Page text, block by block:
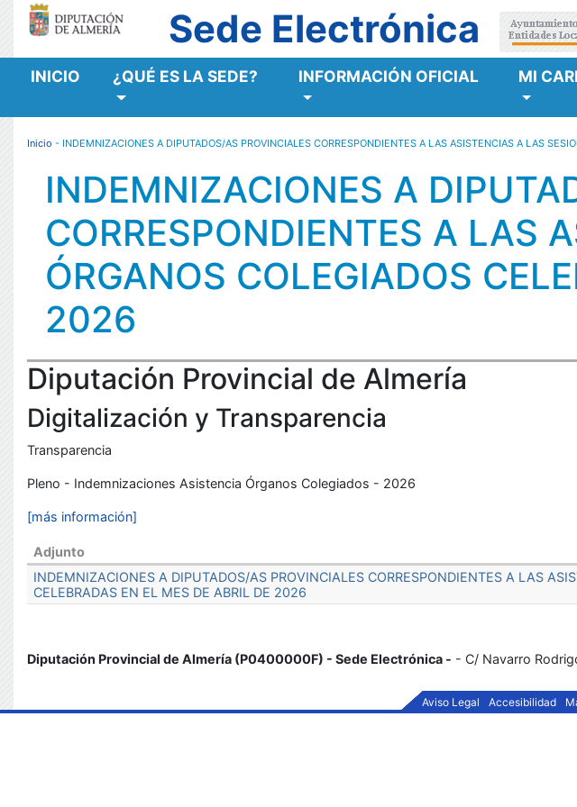
Sede Electrónica
MENÚ RESPONSIVE
INICIO ¿QUÉ ES LA SEDE? INFORMACIÓN OFICIAL MI
Inicio - INDEMNIZACIONES A DIPUTADOS/AS PROVINCIALES CORRESPONDIENTES A LAS ASISTENCIAS A LAS
INDEMNIZACIONES A
CORRESPONDIENTES A LAS
ÓRGANOS COLEGIADOS
2026
Diputación Provincial de Almería
Digitalización y Transparencia
Transparencia
Pleno - Indemnizaciones Asistencia Órganos Colegiados - 2026
[más información]
Adjunto
INDEMNIZACIONES A DIPUTADOS/AS PROVINCIALES CORRESPONDIENTES A LAS
CELEBRADAS EN EL MES DE ABRIL DE 2026
Diputación Provincial de Almería (P0400000F) - Sede Electrónica - - C/ Navarro
Aviso Legal Accesibilidad